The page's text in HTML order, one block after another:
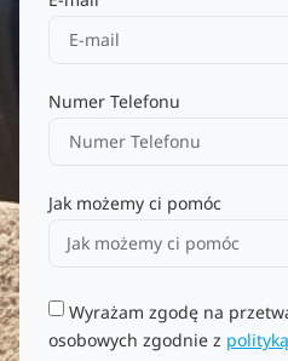
Numer Telefonu
Jak możemy ci pomóc
Wyrażam zgodę na
osobowych zgodnie z